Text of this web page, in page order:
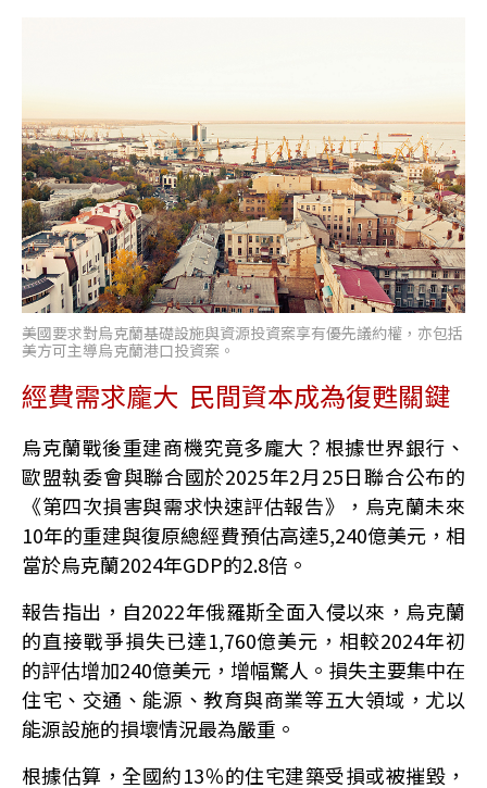
美國要求對烏克蘭基礎設施與資源投資案享有優先議約權，亦包括
美方可主導烏克蘭港口投資案。
經費需求龐大 民間資本成為復甦關鍵
烏克蘭戰後重建商機究竟多龐大？根據世界銀行、
歐盟執委會與聯合國於2025年2月25日聯合公布的
《第四次損害與需求快速評估報告》，烏克蘭未來
10年的重建與復原總經費預估高達5,240億美元，相
當於烏克蘭2024年GDP的2.8倍。
報告指出，自2022年俄羅斯全面入侵以來，烏克蘭
的直接戰爭損失已達1,760億美元，相較2024年初
的評估增加240億美元，增幅驚人。損失主要集中在
住宅、交通、能源、教育與商業等五大領域，尤以
能源設施的損壞情況最為嚴重。
根據估算，全國約13％的住宅建築受損或被摧毀，